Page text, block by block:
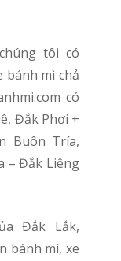
bánh mì chả
có
Đắk Phơi +
Buôn Tría,
– Đắk Liêng
bánh mì, xe